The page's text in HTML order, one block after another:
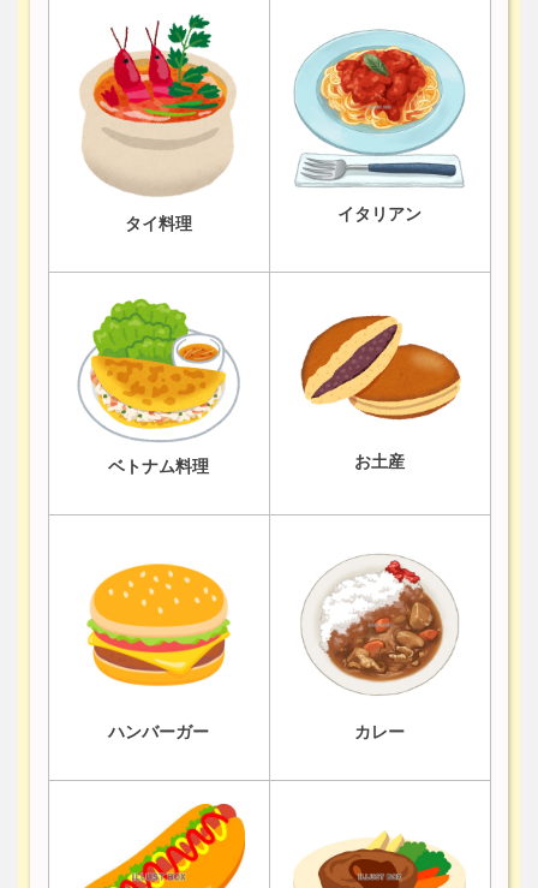
タイ料理
イタリアン
ベトナム料理 お土産
ハンバーガー カレー